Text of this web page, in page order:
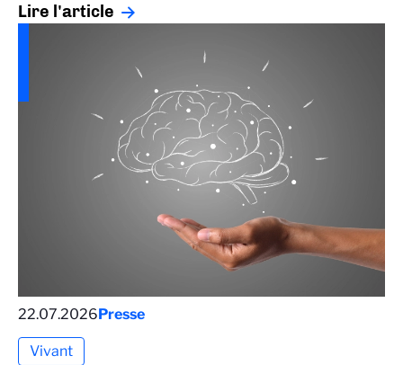
Lire l'article
22.07.2026Presse
Vivant